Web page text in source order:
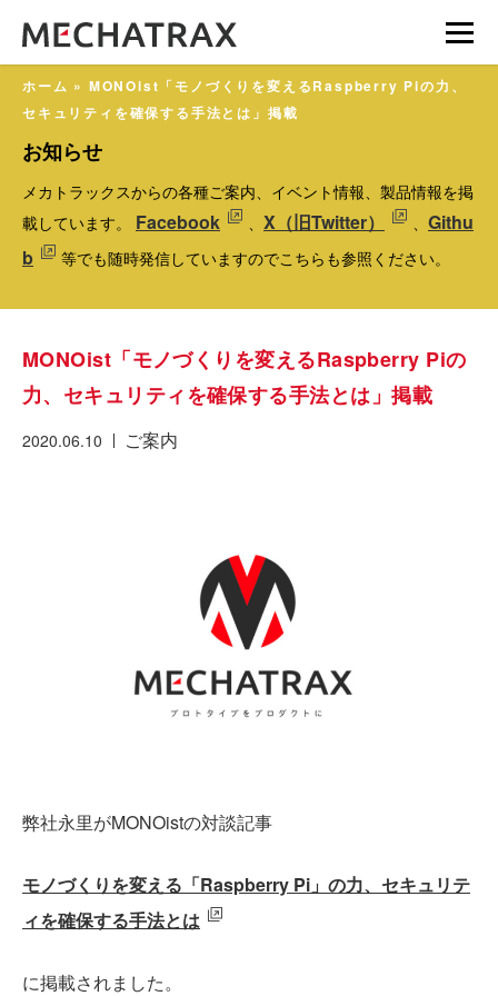
ホーム » MONOist「モノづくりを変えるRaspberry Piの力、
セキュリティを確保する手法とは」掲載
お知らせ
メカトラックスからの各種ご案内、イベント情報、製品情報を掲
載しています。
Facebook 、 X（旧Twitter） 、 Githu
b
等でも随時発信していますのでこちらも参照ください。
MONOist「モノづくりを変えるRaspberry Piの
力、セキュリティを確保する手法とは」掲載
2020.06.10 ご案内
弊社永里がMONOistの対談記事
モノづくりを変える「Raspberry Pi」の力、セキュリテ
ィを確保する手法とは
に掲載されました。